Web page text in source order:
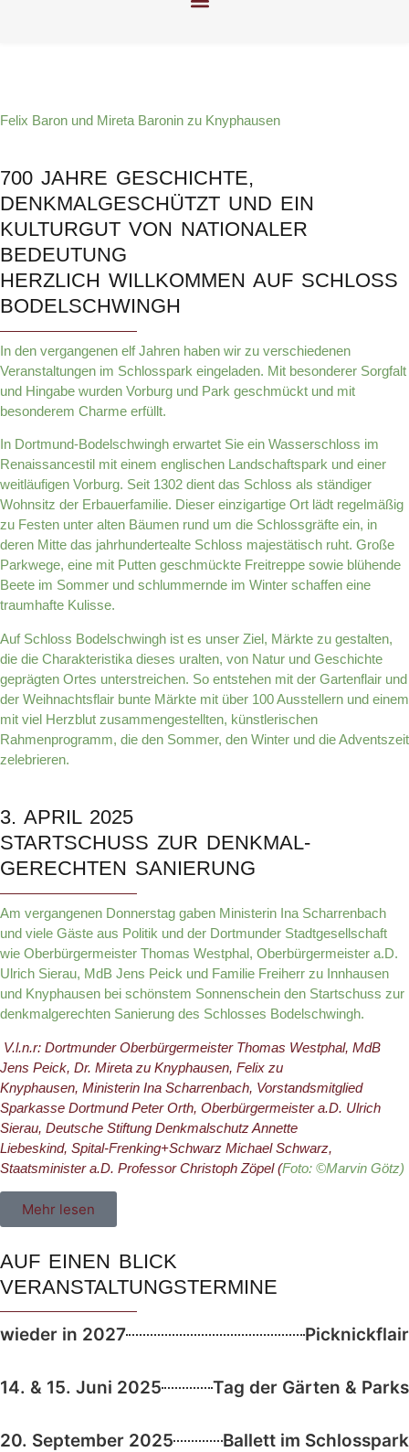
Felix Baron und Mireta Baronin zu Knyphausen
700 JAHRE GESCHICHTE,
DENKMALGESCHÜTZT UND EIN
KULTURGUT VON NATIONALER
BEDEUTUNG
HERZLICH WILLKOMMEN AUF SCHLOSS
BODELSCHWINGH
In den vergangenen elf Jahren haben wir zu verschiedenen
Veranstaltungen im Schlosspark eingeladen. Mit besonderer Sorgfalt
und Hingabe wurden Vorburg und Park geschmückt und mit
besonderem Charme erfüllt.
In Dortmund-Bodelschwingh erwartet Sie ein Wasserschloss im
Renaissancestil mit einem englischen Landschaftspark und einer
weitläufigen Vorburg. Seit 1302 dient das Schloss als ständiger
Wohnsitz der Erbauerfamilie. Dieser einzigartige Ort lädt regelmäßig
zu Festen unter alten Bäumen rund um die Schlossgräfte ein, in
deren Mitte das jahrhundertealte Schloss majestätisch ruht. Große
Parkwege, eine mit Putten geschmückte Freitreppe sowie blühende
Beete im Sommer und schlummernde im Winter schaffen eine
traumhafte Kulisse.
Auf Schloss Bodelschwingh ist es unser Ziel, Märkte zu gestalten,
die die Charakteristika dieses uralten, von Natur und Geschichte
geprägten Ortes unterstreichen. So entstehen mit der Gartenflair und
der Weihnachtsflair bunte Märkte mit über 100 Ausstellern und einem
mit viel Herzblut zusammengestellten, künstlerischen
Rahmenprogramm, die den Sommer, den Winter und die Adventszeit
zelebrieren.
3. APRIL 2025
STARTSCHUSS ZUR DENKMAL-
GERECHTEN SANIERUNG
Am vergangenen Donnerstag gaben Ministerin Ina Scharrenbach
und viele Gäste aus Politik und der Dortmunder Stadtgesellschaft
wie Oberbürgermeister Thomas Westphal, Oberbürgermeister a.D.
Ulrich Sierau, MdB Jens Peick und Familie Freiherr zu Innhausen
und Knyphausen bei schönstem Sonnenschein den Startschuss zur
denkmalgerechten Sanierung des Schlosses Bodelschwingh.
V.l.n.r: DortmunderOberbürgermeister Thomas Westphal, MdB
Jens Peick, Dr. Mireta zu Knyphausen, Felix zu
Knyphausen, Ministerin Ina Scharrenbach, Vorstandsmitglied
Sparkasse Dortmund Peter Orth, Oberbürgermeister a.D. Ulrich
Sierau, Deutsche Stiftung Denkmalschutz Annette
Liebeskind, Spital-Frenking+Schwarz Michael Schwarz,
Staatsminister a.D. Professor Christoph Zöpel (Foto: ©Marvin Götz)
Mehr lesen
AUF EINEN BLICK
VERANSTALTUNGSTERMINE
wieder in 2027 Picknickflair
14. & 15. Juni 2025 Tag der Gärten & Parks
20. September 2025 Ballett im Schlosspark